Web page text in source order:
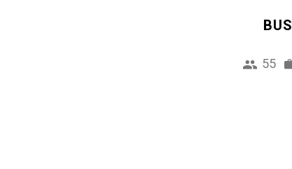
BUS
55